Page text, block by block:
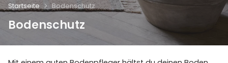
Startseite Bodenschutz
Bodenschutz